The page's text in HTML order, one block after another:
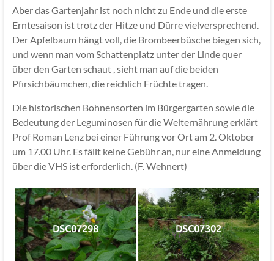
Aber das Gartenjahr ist noch nicht zu Ende und die erste
Erntesaison ist trotz der Hitze und Dürre vielversprechend.
Der Apfelbaum hängt voll, die Brombeerbüsche biegen sich,
und wenn man vom Schattenplatz unter der Linde quer
über den Garten schaut , sieht man auf die beiden
Pfirsichbäumchen, die reichlich Früchte tragen.
Die historischen Bohnensorten im Bürgergarten sowie die
Bedeutung der Leguminosen für die Welternährung erklärt
Prof Roman Lenz bei einer Führung vor Ort am 2. Oktober
um 17.00 Uhr. Es fällt keine Gebühr an, nur eine Anmeldung
über die VHS ist erforderlich. (F. Wehnert)
DSC07298 DSC07302